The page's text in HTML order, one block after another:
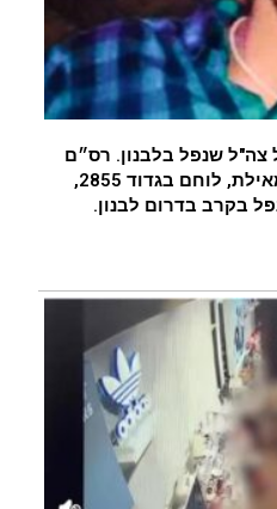
שנפל בלבנון. רס״ם
(מיל׳) תמיר וקנין, בן 33, מאילת, לוחם בגדוד 2855,